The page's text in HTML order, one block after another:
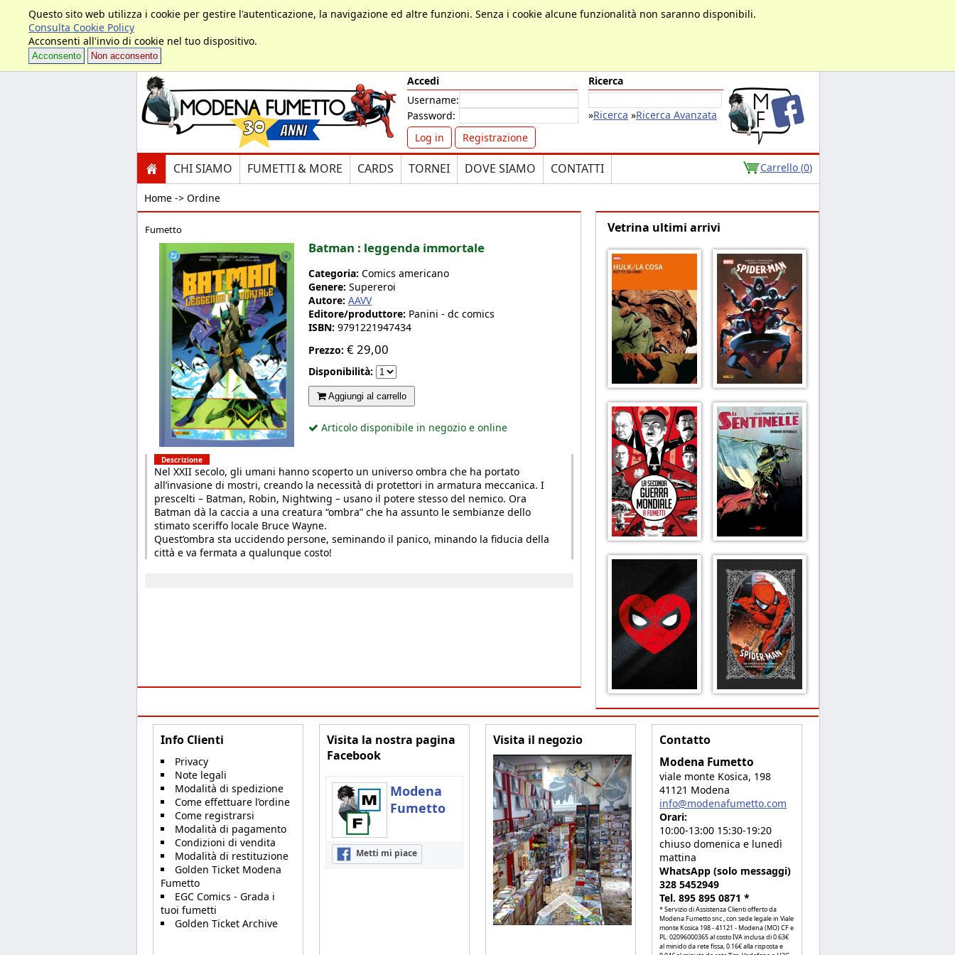
Questo sito web utilizza i cookie per gestire l'autenticazione, la navigazione ed altre funzioni. Senza i cookie alcune funzionalità non saranno disponibili.
Consulta Cookie Policy
Acconsenti all'invio di cookie nel tuo dispositivo.
Acconsento Non acconsento
Accedi
Username:
Password:
Log in
Registrazione
Ricerca
»Ricerca »Ricerca Avanzata
CHI SIAMO FUMETTI & MORE CARDS TORNEI DOVE SIAMO CONTATTI Carrello (0)
Home -> Ordine
Fumetto
Batman : leggenda immortale
Categoria: Comics americano
Genere: Supereroi
Autore: AAVV
Editore/produttore: Panini - dc comics
ISBN: 9791221947434
Prezzo: €29,00
Disponibilità:
Aggiungi al carrello
Articolo disponibile in negozio e online
Descrizione
Nel XXII secolo, gli umani hanno scoperto un universo ombra che ha portato
all’invasione di mostri, creando la necessità di protettori in armatura meccanica. I
prescelti – Batman, Robin, Nightwing – usano il potere stesso del nemico. Ora
Batman dà la caccia a una creatura “ombra” che ha assunto le sembianze dello
stimato sceriffo locale Bruce Wayne.
Quest’ombra sta uccidendo persone, seminando il panico, minando la fiducia della
città e va fermata a qualunque costo!
Vetrina ultimi arrivi
Info Clienti
Privacy
Note legali
Modalità di spedizione
Come effettuare l’ordine
Come registrarsi
Modalità di pagamento
Condizioni di vendita
Modalità di restituzione
Golden Ticket Modena
Fumetto
EGC Comics - Grada i
tuoi fumetti
Golden Ticket Archive
Visita la nostra pagina
Facebook
Modena
Fumetto
Metti mi piace
Visita il negozio Contatto
Modena Fumetto
viale monte Kosica, 198
41121 Modena
info@modenafumetto.com
Orari:
10:00-13:00 15:30-19:20
chiuso domenica e lunedì
mattina
WhatsApp (solo messaggi)
328 5452949
Tel. 895 895 0871 *
* Servizio di Assistenza Clienti offerto da
Modena Fumetto snc , con sede legale in Viale
monte Kosica 198 - 41121 - Modena (MO) CF e
PL: 02096000365 al costo IVA inclusa di 0.63€
al minido da rete fissa, 0.16€ alla risposta e